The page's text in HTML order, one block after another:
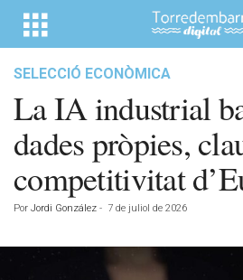
SELECCIÓ ECONÒMICA
La IA industrial
dades pròpies,
competitivitat
Por Jordi González - 7 de juliol de 2026